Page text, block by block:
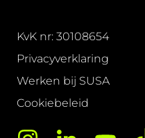
KvK nr: 30108654
Privacyverklaring
Werken bij SUSA
Cookiebeleid